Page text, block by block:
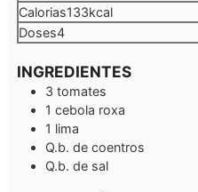
Calorias133kcal
Doses4
INGREDIENTES
3 tomates
1 cebola roxa
1 lima
Q.b. de coentros
Q.b. de sal